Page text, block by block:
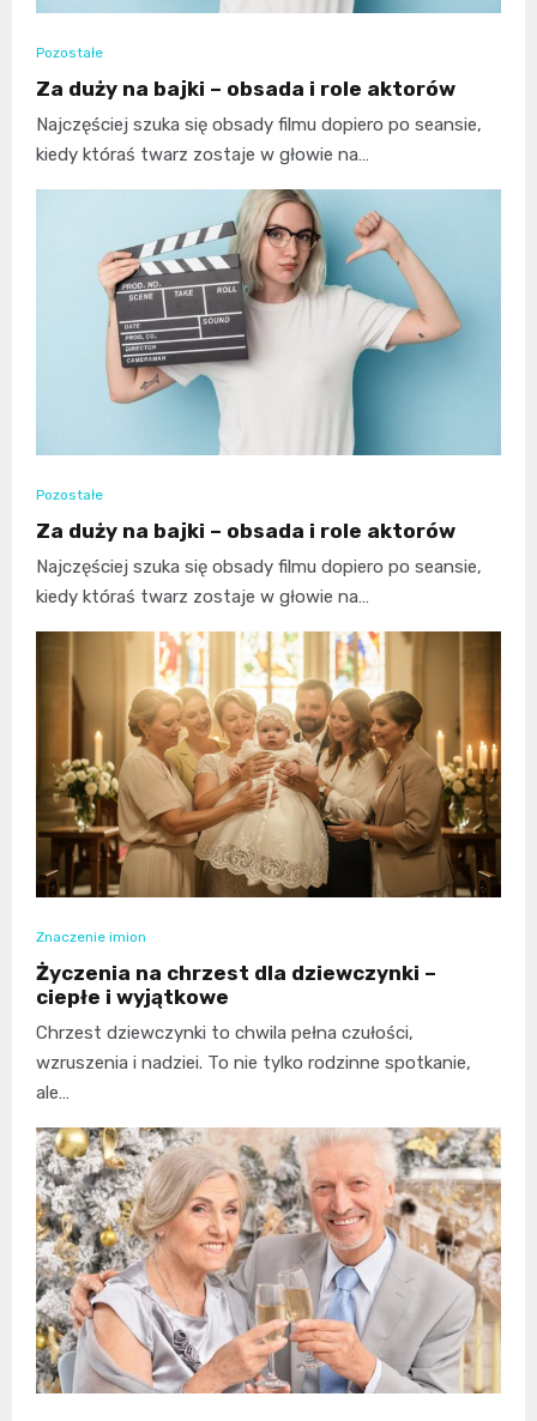
Pozostałe
Za duży na bajki – obsada i role aktorów
Najczęściej szuka się obsady filmu dopiero po seansie,
kiedy któraś twarz zostaje w głowie na…
Pozostałe
Za duży na bajki – obsada i role aktorów
Najczęściej szuka się obsady filmu dopiero po seansie,
kiedy któraś twarz zostaje w głowie na…
Znaczenie imion
Życzenia na chrzest dla dziewczynki –
ciepłe i wyjątkowe
Chrzest dziewczynki to chwila pełna czułości,
wzruszenia i nadziei. To nie tylko rodzinne spotkanie,
ale…